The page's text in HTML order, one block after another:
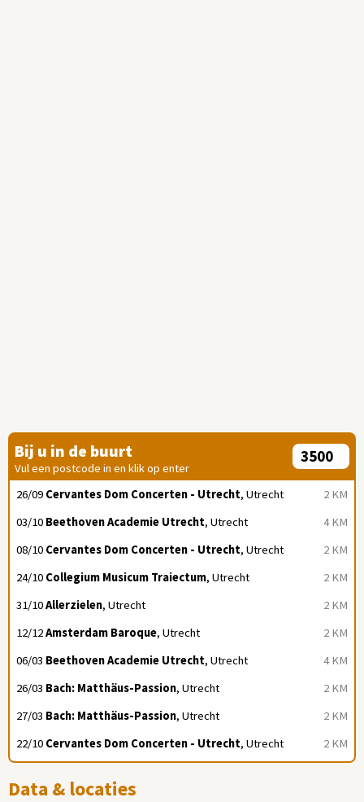
Bij u in de buurt
Vul een postcode in en klik op enter
2 KM
26/09 Cervantes Dom Concerten - Utrecht, Utrecht
4 KM
03/10 Beethoven Academie Utrecht, Utrecht
2 KM
08/10 Cervantes Dom Concerten - Utrecht, Utrecht
2 KM
24/10 Collegium Musicum Traiectum, Utrecht
2 KM
31/10Allerzielen, Utrecht
2 KM
12/12Amsterdam Baroque, Utrecht
4 KM
06/03 Beethoven Academie Utrecht, Utrecht
2 KM
26/03 Bach: Matthäus-Passion, Utrecht
2 KM
27/03 Bach: Matthäus-Passion, Utrecht
2 KM
22/10 Cervantes Dom Concerten - Utrecht, Utrecht
Data & locaties